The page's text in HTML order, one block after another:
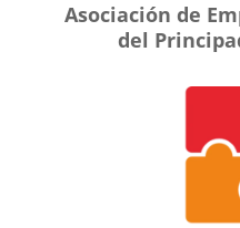
Asociación de
del